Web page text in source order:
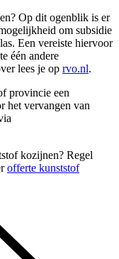
Op dit ogenblik is er
om subsidie
Een vereiste hiervoor
één andere
lees je op rvo.nl.
provincie een
het vervangen van
kozijnen? Regel
offerte kunststof